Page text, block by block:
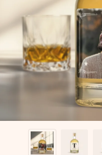
Gratis wenskaartje
Je maakt in een paar
jullie foto of een
met alle aandacht voor